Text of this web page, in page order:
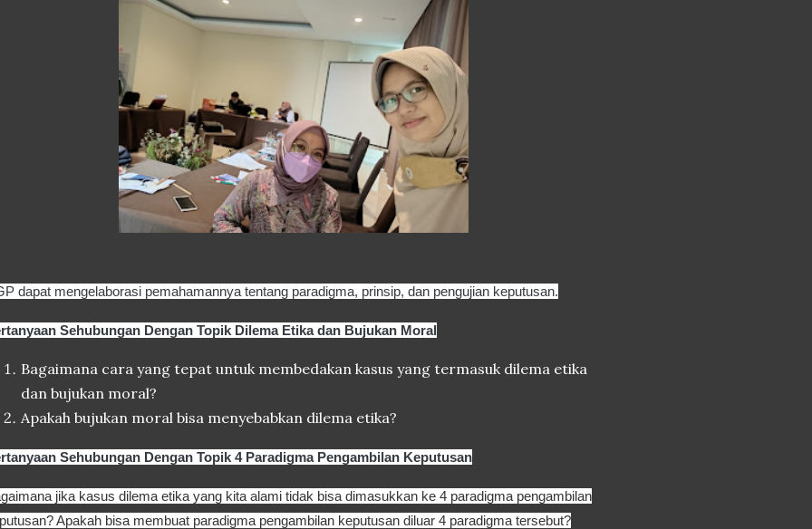
dapat mengelaborasi pemahamannya tentang paradigma, prinsip, dan pengujian keputusan.
Sehubungan Dengan Topik Dilema Etika dan Bujukan Moral
Bagaimana cara yang tepat untuk membedakan kasus yang termasuk dilema etika
dan bujukan moral?
Apakah bujukan moral bisa menyebabkan dilema etika?
Sehubungan Dengan Topik 4 Paradigma Pengambilan Keputusan
jika kasus dilema etika yang kita alami tidak bisa dimasukkan ke 4 paradigma pengambilan
Apakah bisa membuat paradigma pengambilan keputusan diluar 4 paradigma tersebut?